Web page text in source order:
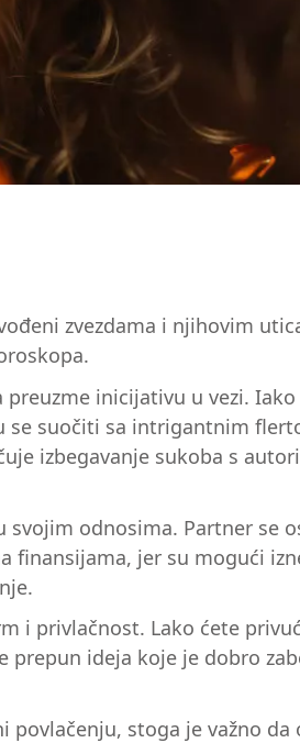
zvezdama i njihovim
preuzme inicijativu u vezi.
suočiti sa intrigantnim
izbegavanje sukoba s
svojim odnosima. Partner
jer su mogući
i privlačnost. Lako ćete
ideja koje je dobro
povlačenju, stoga je važno